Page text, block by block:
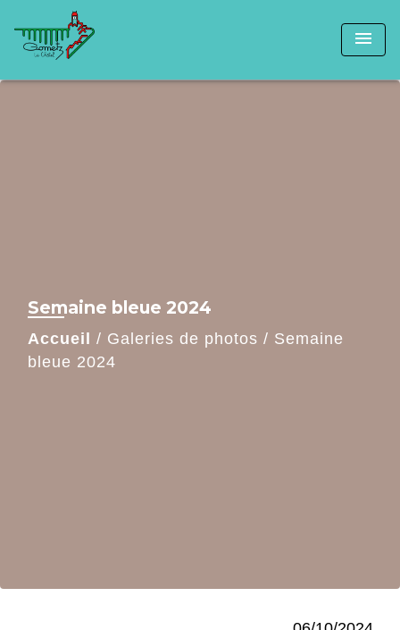
menu
Semaine bleue 2024
Accueil / Galeries de photos / Semaine
bleue 2024